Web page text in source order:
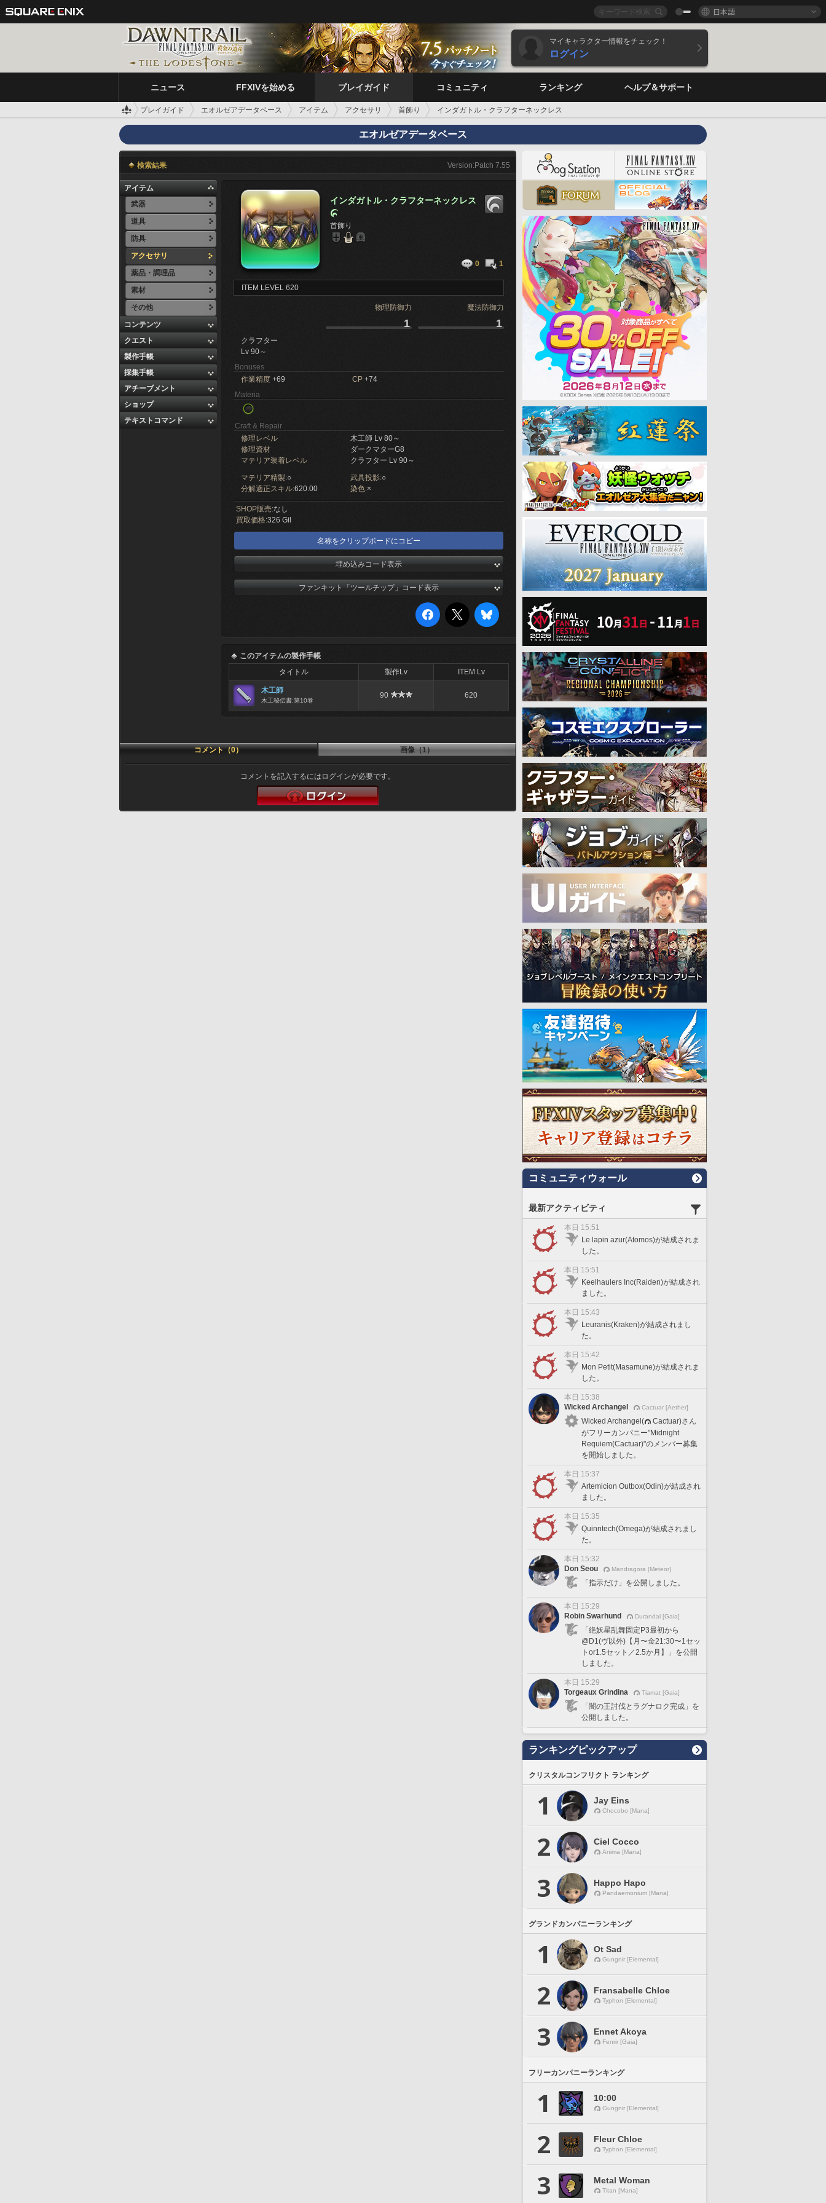
日本語
マイキャラクター情報をチェック！
ログイン
ニュース FFXIVを始める プレイガイド コミュニティ ランキング ヘルプ＆サポート
プレイガイド エオルゼアデータベース アイテム アクセサリ 首飾り インダガトル・クラフターネックレス
エオルゼアデータベース
検索結果 Version:Patch 7.55
アイテム
武器
道具
防具
アクセサリ
薬品・調理品
素材
その他
コンテンツ
クエスト
製作手帳
採集手帳
アチーブメント
ショップ
テキストコマンド
インダガトル・クラフターネックレス

首飾り
0 1
ITEM LEVEL 620
物理防御力 魔法防御力
1 1
クラフター
Lv 90～
Bonuses
作業精度 +69 CP +74
Materia
Craft & Repair
修理レベル
木工師 Lv 80～
修理資材
ダークマターG8
マテリア装着レベル
クラフター Lv 90～
マテリア精製:○ 武具投影:○
分解適正スキル:620.00 染色:×
SHOP販売:なし
買取価格:326 Gil
名称をクリップボードにコピー
埋め込みコード表示
ファンキット「ツールチップ」コード表示
このアイテムの製作手帳
タイトル
製作Lv ITEM Lv
木工師
木工秘伝書:第10巻
90 620
コメント（0） 画像（1）
コメントを記入するにはログインが必要です。
コミュニティウォール
最新アクティビティ
本日 15:51
Le lapin azur(Atomos)が結成されま
した。
本日 15:51
Keelhaulers Inc(Raiden)が結成され
ました。
本日 15:43
Leuranis(Kraken)が結成されまし
た。
本日 15:42
Mon Petit(Masamune)が結成されま
した。
本日 15:38
Wicked Archangel
Cactuar [Aether]
Wicked Archangel(
Cactuar)さん
がフリーカンパニー"Midnight
Requiem(Cactuar)"のメンバー募集
を開始しました。
本日 15:37
Artemicion Outbox(Odin)が結成され
ました。
本日 15:35
Quinntech(Omega)が結成されまし
た。
本日 15:32
Don Seou
Mandragora [Meteor]
「指示だけ」を公開しました。
本日 15:29
Robin Swarhund
Durandal [Gaia]
「絶妖星乱舞固定P3最初から
@D1(ヴ以外)【月〜金21:30〜1セッ
トor1.5セット／2.5か月】」を公開
しました。
本日 15:29
Torgeaux Grindina
Tiamat [Gaia]
「闇の王討伐とラグナロク完成」を
公開しました。
ランキングピックアップ
クリスタルコンフリクト ランキング
1 Jay Eins
Chocobo [Mana]
2 Ciel Cocco
Anima [Mana]
3 Happo Hapo
Pandaemonium [Mana]
グランドカンパニーランキング
1 Ot Sad
Gungnir [Elemental]
2 Fransabelle Chloe
Typhon [Elemental]
3 Ennet Akoya
Fenrir [Gaia]
フリーカンパニーランキング
1 10:00
Gungnir [Elemental]
2 Fleur Chloe
Typhon [Elemental]
3 Metal Woman
Titan [Mana]